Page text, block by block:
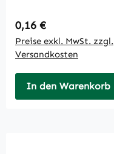
Regulärer Preis:
0,16 €
Preise exkl. MwSt. zzgl.
Versandkosten
In den Warenkorb